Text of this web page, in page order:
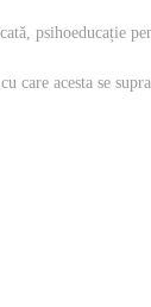
psihoeducație
care acesta se